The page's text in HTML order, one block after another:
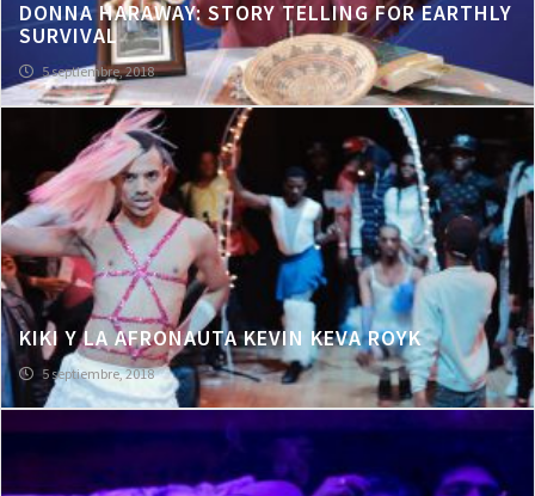
DONNA HARAWAY: STORY TELLING FOR EARTHLY
SURVIVAL
5 septiembre, 2018
KIKI Y LA AFRONAUTA KEVIN KEVA ROYK
5 septiembre, 2018